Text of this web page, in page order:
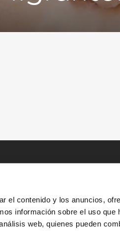
el contenido y los anuncios,
información sobre el uso que
web, quienes pueden
RECURSOS